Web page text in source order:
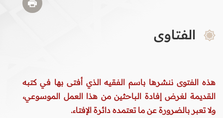
الفتاوى
هذه الفتوى ننشرها باسم الفقيه الذي أفتى بها في كتبه
القديمة لغرض إفادة الباحثين من هذا العمل الموسوعي،
ولا تعبر بالضرورة عن ما تعتمده دائرة الإفتاء.